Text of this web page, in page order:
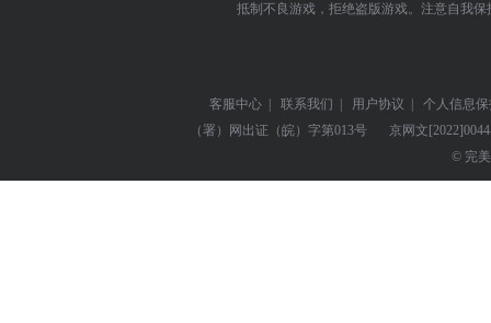
抵制不良游戏，拒绝盗版游戏。注意自我
客服中心 | 联系我们 | 用户协议 |
个人信息
（署）网出证（皖）字第013号
京网文
© 完美